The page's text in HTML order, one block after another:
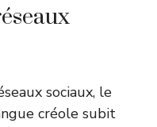
sociaux, le
créole subit